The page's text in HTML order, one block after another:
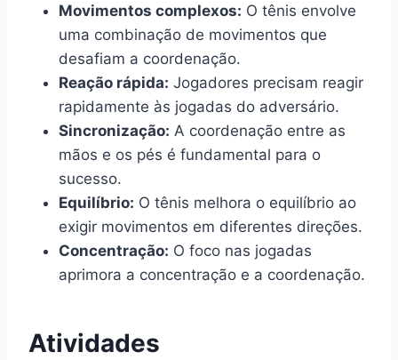
Movimentos complexos: O tênis envolve
uma combinação de movimentos que
desafiam a coordenação.
Reação rápida: Jogadores precisam reagir
rapidamente às jogadas do adversário.
Sincronização: A coordenação entre as
mãos e os pés é fundamental para o
sucesso.
Equilíbrio: O tênis melhora o equilíbrio ao
exigir movimentos em diferentes direções.
Concentração: O foco nas jogadas
aprimora a concentração e a coordenação.
Atividades